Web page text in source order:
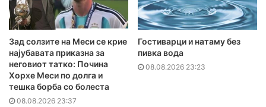
Зад солзите на Меси се крие
најубавата приказна за
неговиот татко: Почина
Хорхе Меси по долга и
тешка борба со болеста
08.08.2026 23:37
Гостиварци и натаму без
пивка вода
08.08.2026 23:23